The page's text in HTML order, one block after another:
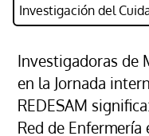
Investigación del
Investigadoras de
en la Jornada
REDESAM
Red de Enfermería